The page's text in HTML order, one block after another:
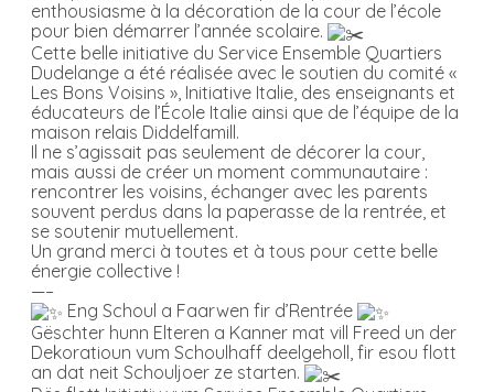
enthousiasme à la décoration de la cour de l’école
pour bien démarrer l’année scolaire.
Cette belle initiative du Service Ensemble Quartiers
Dudelange a été réalisée avec le soutien du comité «
Les Bons Voisins », Initiative Italie, des enseignants et
éducateurs de l’École Italie ainsi que de l’équipe de la
maison relais Diddelfamill.
Il ne s’agissait pas seulement de décorer la cour,
mais aussi de créer un moment communautaire :
rencontrer les voisins, échanger avec les parents
souvent perdus dans la paperasse de la rentrée, et
se soutenir mutuellement.
Un grand merci à toutes et à tous pour cette belle
énergie collective !
—–
Eng Schoul a Faarwen fir d’Rentrée
Gëschter hunn Elteren a Kanner mat vill Freed un der
Dekoratioun vum Schoulhaff deelgeholl, fir esou flott
an dat neit Schouljoer ze starten.